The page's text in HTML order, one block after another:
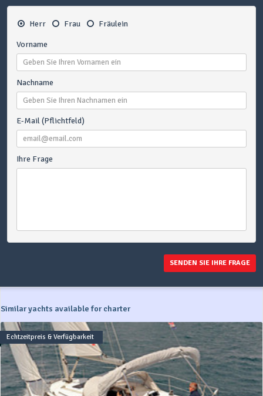
Herr Frau Fräulein
Vorname
Nachname
E-Mail (Pflichtfeld)
Ihre Frage
SENDEN SIE IHRE FRAGE
Similar yachts available for charter
Echtzeitpreis & Verfügbarkeit